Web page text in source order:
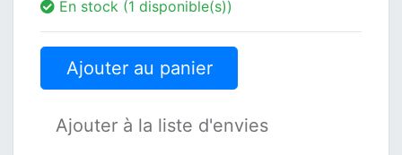
En stock (1 disponible(s))
Ajouter au panier
Ajouter à la liste d'envies